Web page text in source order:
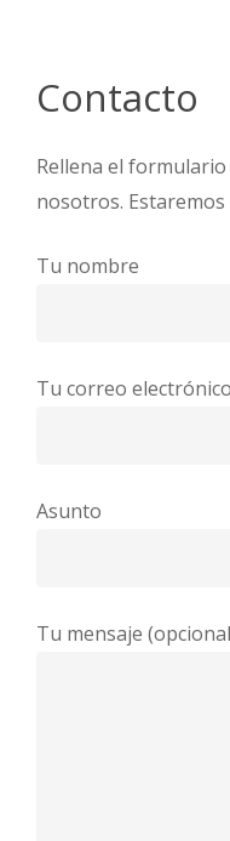
Contacto
Rellena el
nosotros.
Tu nombre
Tu correo electrónico
Asunto
Tu mensaje